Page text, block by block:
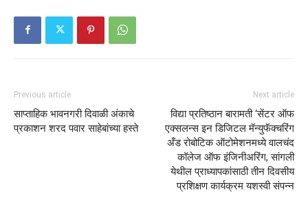
Previous article
साप्ताहिक भावनगरी दिवाळी अंकाचे
प्रकाशन शरद पवार साहेबांच्या हस्ते
Next article
विद्या प्रतिष्ठान बारामती ‘सेंटर ऑफ
एक्सलन्स इन डिजिटल मॅन्युफॅक्चरिंग
अँड रोबोटिक ऑटोमेशनमध्ये वालचंद
कॉलेज ऑफ इंजिनीअरिंग, सांगली
येथील प्राध्यापकांसाठी तीन दिवसीय
प्रशिक्षण कार्यक्रम यशस्वी संपन्न